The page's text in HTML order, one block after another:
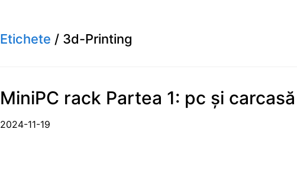
Etichete / 3d-Printing
MiniPC rack Partea 1: pc și carcasă
2024-11-19